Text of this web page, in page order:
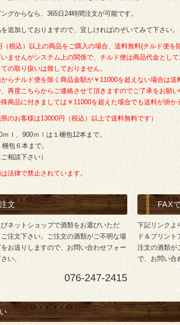
グからなら、365日24時間注文が可能です。
追加しておりますので、宜しければのぞいてみて下さい。
税込）以上の商品をご購入の場合、送料無料(チルド便を
ませんがシステム上の関係で、チルド便は商品代金とし
の取り扱いは致しておりません。
らチルド便を除く商品金額が￥11000を超えない場合は送
再度こちらからご連絡させて頂きますのでご了承をお願
商品に付きましては￥11000を超えた場合でも送料が掛
県のお客様は13000円（税込）以上で送料無料です）
ｍｌ、900ｍｌは１梱包12本まで。
包６本まで。
相談下さい）
法律で禁止されています。
文
ネットショップで酒類をお選びいただ
注文下さい。ご注文の酒類がご不明な場
お送りしますので、お問い合わせフォー
い。
076-247-2415
FAX
下記リンクよ
ド＆プリン
注文の酒類が
で、お問い合